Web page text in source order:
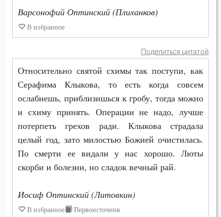
Священники
Священное Писание
Сердце
Сквернословие
Скромность
Слава
Сладострастие
Варсонофий Оптинский (Плиханков)
В избранное
Поделиться цитатой
Относительно святой схимы так поступи, как
Серафима Клыкова, то есть когда совсем
ослабнешь, приблизишься к гробу, тогда можно
и схиму принять. Операции не надо, лучше
потерпеть грехов ради. Клыкова страдала
целый год, зато милостью Божией очистилась.
По смерти ее видали у нас хорошо. Люты
скорби и болезни, но сладок вечный рай.
Иосиф Оптинский (Литовкин)
В избранное Первоисточник